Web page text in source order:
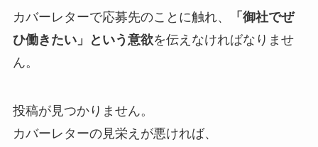
カバーレターで応募先のことに触れ、
「御社でぜ
ひ働きたい」という意欲を伝えなければなりませ
ん。
投稿が見つかりません。
カバーレターの見栄えが悪ければ、